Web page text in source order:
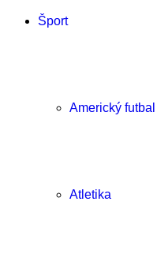
Šport
Americký futbal
Atletika